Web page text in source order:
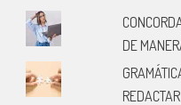
DE